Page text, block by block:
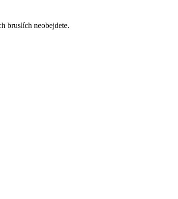
bruslích neobejdete.